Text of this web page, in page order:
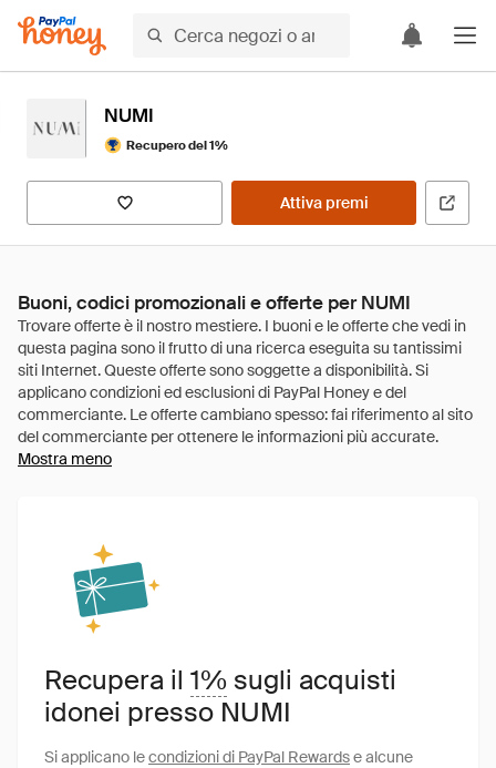
NUMI
Recupero del 1%
Attiva premi
Buoni, codici promozionali e offerte per NUMI
Mostra meno
Recupera il 1% sugli acquisti
idonei presso NUMI
Si applicano lecondizioni di PayPal Rewardse alcune